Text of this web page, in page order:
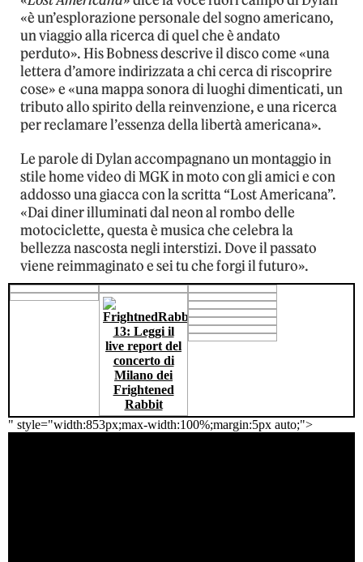
«è un’esplorazione personale del sogno americano,
un viaggio alla ricerca di quel che è andato
perduto». His Bobness descrive il disco come «una
lettera d’amore indirizzata a chi cerca di riscoprire
cose» e «una mappa sonora di luoghi dimenticati, un
tributo allo spirito della reinvenzione, e una ricerca
per reclamare l’essenza della libertà americana».
Le parole di Dylan accompagnano un montaggio in
stile home video di MGK in moto con gli amici e con
addosso una giacca con la scritta “Lost Americana”.
«Dai diner illuminati dal neon al rombo delle
motociclette, questa è musica che celebra la
bellezza nascosta negli interstizi. Dove il passato
viene reimmaginato e sei tu che forgi il futuro».
" style="width:853px;max-width:100%;margin:5px auto;">